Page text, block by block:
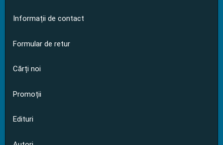
Informații de contact
Formular de retur
Cărți noi
Promoții
Edituri